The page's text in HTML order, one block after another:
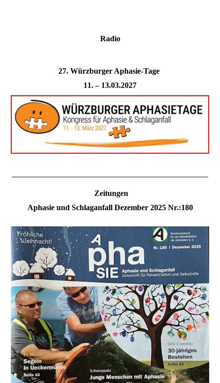
Radio
27. Würzburger Aphasie-Tage
11. – 13.03.2027
Zeitungen
Aphasie und Schlaganfall Dezember 2025 Nr.:180